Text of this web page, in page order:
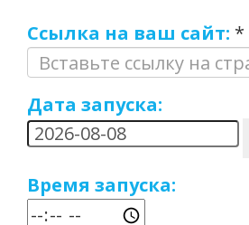
Ссылка на ваш сайт: *
Дата запуска:
Время запуска: